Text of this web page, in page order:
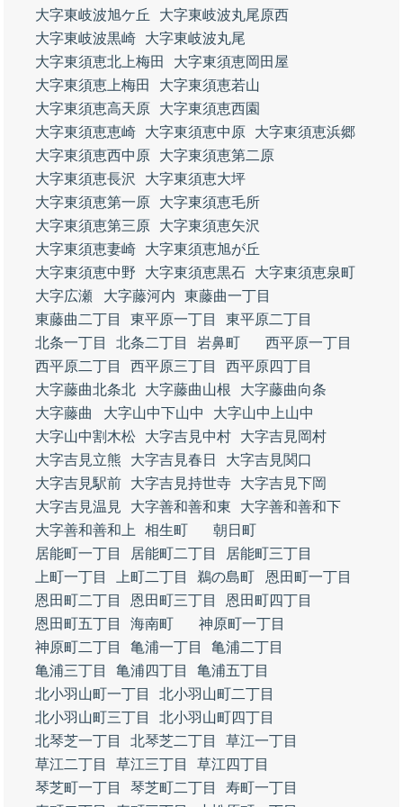
大字東岐波旭ケ丘
大字東岐波丸尾原西
大字東岐波黒崎
大字東岐波丸尾
大字東須恵北上梅田
大字東須恵岡田屋
大字東須恵上梅田
大字東須恵若山
大字東須恵高天原
大字東須恵西園
大字東須恵恵崎
大字東須恵中原
大字東須恵浜郷
大字東須恵西中原
大字東須恵第二原
大字東須恵長沢
大字東須恵大坪
大字東須恵第一原
大字東須恵毛所
大字東須恵第三原
大字東須恵矢沢
大字東須恵妻崎
大字東須恵旭が丘
大字東須恵中野
大字東須恵黒石
大字東須恵泉町
大字広瀬
大字藤河内
東藤曲一丁目
東藤曲二丁目
東平原一丁目
東平原二丁目
北条一丁目
北条二丁目 岩鼻町
西平原一丁目
西平原二丁目
西平原三丁目
西平原四丁目
大字藤曲北条北
大字藤曲山根
大字藤曲向条
大字藤曲
大字山中下山中
大字山中上山中
大字山中割木松
大字吉見中村
大字吉見岡村
大字吉見立熊
大字吉見春日
大字吉見関口
大字吉見駅前
大字吉見持世寺
大字吉見下岡
大字吉見温見
大字善和善和東
大字善和善和下
大字善和善和上
相生町
朝日町
居能町一丁目
居能町二丁目
居能町三丁目
上町一丁目
上町二丁目 鵜の島町
恩田町一丁目
恩田町二丁目
恩田町三丁目
恩田町四丁目
恩田町五丁目
海南町
神原町一丁目
神原町二丁目
亀浦一丁目
亀浦二丁目
亀浦三丁目
亀浦四丁目
亀浦五丁目
北小羽山町一丁目
北小羽山町二丁目
北小羽山町三丁目
北小羽山町四丁目
北琴芝一丁目
北琴芝二丁目
草江一丁目
草江二丁目
草江三丁目
草江四丁目
琴芝町一丁目
琴芝町二丁目
寿町一丁目